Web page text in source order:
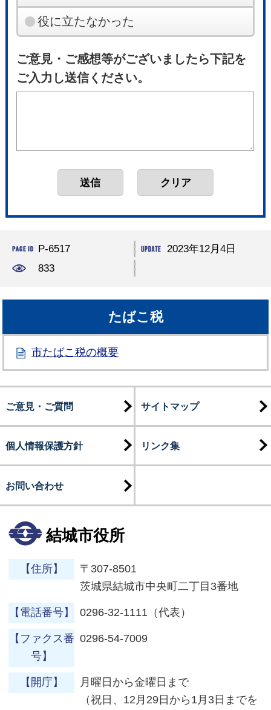
役に立たなかった
ご意見・ご感想等がございましたら下記を
ご入力し送信ください。
P-6517
2023年12月4日
833
たばこ税
市たばこ税の概要
ご意見・ご質問 サイトマップ
個人情報保護方針 リンク集
お問い合わせ
結城市役所
【住所】
〒307-8501
茨城県結城市中央町二丁目3番地
【電話番号】 0296-32-1111（代表）
【ファクス番
号】
0296-54-7009
【開庁】
月曜日から金曜日まで
（祝日、12月29日から1月3日までを